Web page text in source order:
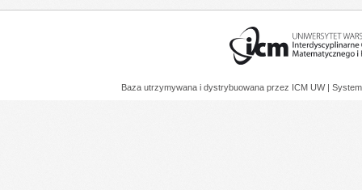
Baza utrzymywana i dystrybuowana przez ICM UW |